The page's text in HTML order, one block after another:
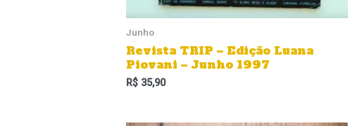
Junho
Revista TRIP – Edição Luana
Piovani – Junho 1997
R$35,90